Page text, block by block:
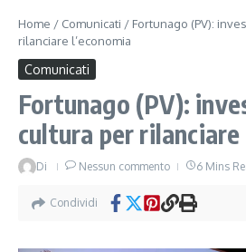
Home / Comunicati / Fortunago (PV):
rilanciare l’economia
Comunicati
Fortunago (PV):
cultura per rilanciare
Di Nessun commento 6 Mins
Condividi